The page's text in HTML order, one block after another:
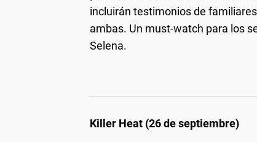
incluirán testimonios de
ambas. Un must-watch para los
Selena.
Killer Heat (26 de septiembre)